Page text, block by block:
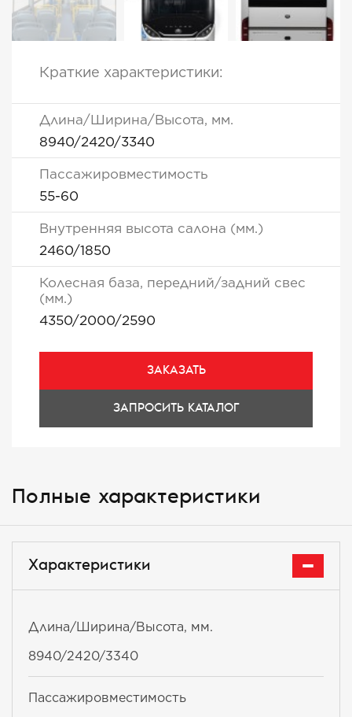
Краткие характеристики:
Длина/Ширина/Высота, мм.
8940/2420/3340
Пассажировместимость
55-60
Внутренняя высота салона (мм.)
2460/1850
Колесная база, передний/задний свес
(мм.)
4350/2000/2590
ЗАКАЗАТЬ
ЗАПРОСИТЬ КАТАЛОГ
Полные характеристики
Характеристики
Длина/Ширина/Высота, мм.
8940/2420/3340
Пассажировместимость